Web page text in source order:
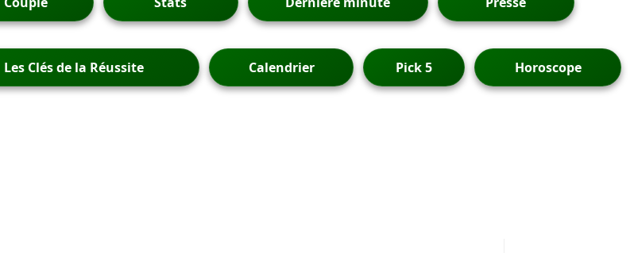
Les Clés de la Réussite Calendrier Pick 5 Horoscope